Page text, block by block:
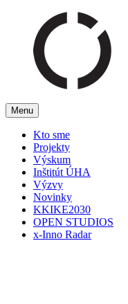
Menu
Kto sme
Projekty
Výskum
Inštitút ÚHA
Výzvy
Novinky
KKIKE2030
OPEN STUDIOS
x-Inno Radar